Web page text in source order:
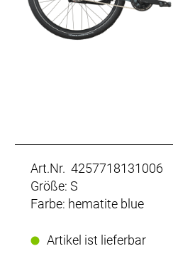
Art.Nr. 4257718131006
Größe: S
Farbe: hematite blue
Artikel ist lieferbar